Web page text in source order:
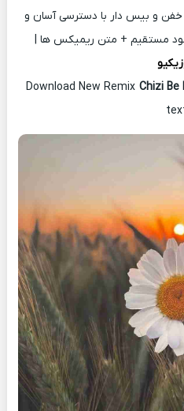
و بیس دار با دسترسی آسان و
مستقیم + متن ریمیکس ها |
Download New Remix Chizi Be